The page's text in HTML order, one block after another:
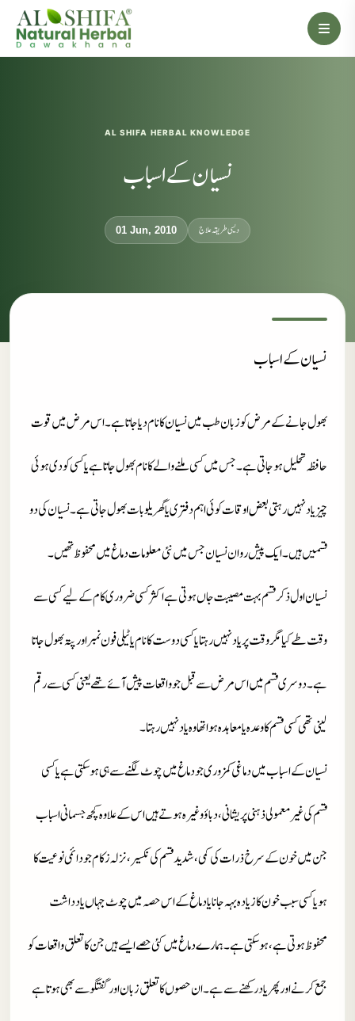
AL SHIFA HERBAL KNOWLEDGE
نسیان کے اسباب
01 Jun, 2010 دیسی طریقہ علاج
نسیان کے اسباب
بھول جانے کے مرض کو زبان طب میں نسیان کا نام دیا جاتا ہے ۔ اس مرض میں قوت
حافظہ تحلیل ہو جاتی ہے ۔ جس میں کسی ملنے والے کا نام بھول جاتا ہے یا کسی کو دی ہوئی
چیز یاد نہیں رہتی بعض اوقات کوئی اہم دفتری یا گھریلو بات بھول جاتی ہے ۔ نسیان کی دو
قسمیں ہیں ۔ ایک پیش روان نسیان جس میں نئی معلومات دماغ میں محفوظ تھیں ۔
نسیان اول ذکر قسم بہت مصیبت جاں ہوتی ہے اکثر کسی ضروری کام کے لیے کسی سے
وقت طے کیا مگر وقت پر یاد نہیں رہتا یا کسی دوست کا نام یا ٹیلی فون نمبر اور پتہ بھول جاتا
ہے ۔ دوسری قسم میں اس مرض سے قبل جو واقعات پیش آئے تھے یعنی کسی سے رقم
لینی تھی کسی قسم کا وعدہ یا معاہدہ ہوا تھا وہ یاد نہیں رہتا ۔
نسیان کے اسباب میں دماغی کمزوری جو دماغ میں چوٹ لگنے سے ہی ہو سکتی ہے یا کسی
قسم کی غیر معمولی ذہنی پریشانی ، دباؤ وغیرہ ہوتے ہیں اس کے علاوہ کچھ جسمانی اسباب
جن میں خون کے سرخ ذرات کی کمی ، شدید قسم کی نکسیر ، نزلہ زکام جو دائمی نوعیت کا
ہو یا کسی سبب خون کا زیادہ بہہ جانا یا دماغ کے اس حصہ میں چوٹ جہاں یادداشت
محفوظ ہوتی ہے ، ہو سکتی ہے ۔ ہمارے دماغ میں کئی حصے ایسے ہیں جن کا تعلق واقعات کو
جمع کرنے اور پھر یاد رکھنے سے ہے ۔ ان حصوں کا تعلق زبان اور گفتگو سے بھی ہوتا ہے